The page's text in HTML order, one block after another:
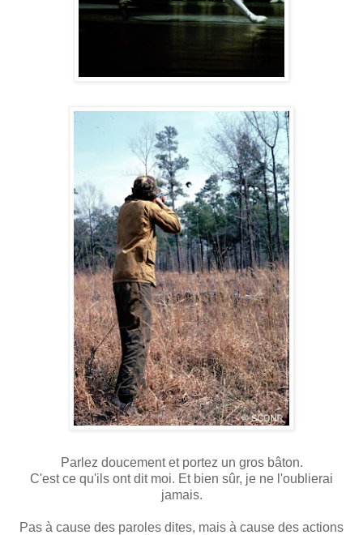
Parlez doucement et portez un gros bâton.
C'est ce qu'ils ont dit moi. Et bien sûr, je ne l'oublierai
jamais.
Pas à cause des paroles dites, mais à cause des actions